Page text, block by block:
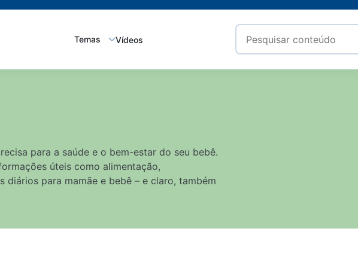
Temas Vídeos
para a saúde e o bem-estar do seu bebê.
úteis como alimentação,
diários para mamãe e bebê – e claro, também